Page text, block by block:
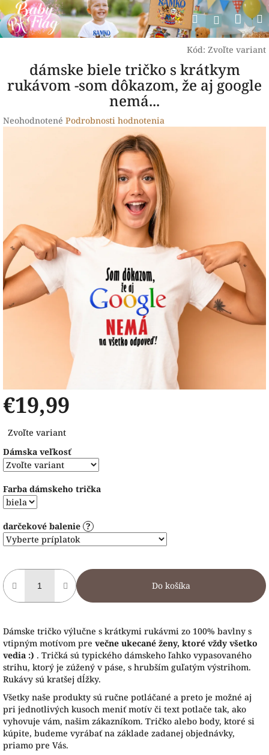
Prejsť
na
obsah
Hľadať
Kód: Zvoľte variant
dámske biele tričko s krátkym
rukávom -som dôkazom, že aj google
nemá...
Priemerné
Neohodnotené Podrobnosti hodnotenia
€19,99
cena:
Zvoľte variant
Dámska veľkosť
Farba dámskeho trička
darčekové balenie ?
Do košíka
Dámske tričko výlučne s krátkymi rukávmi zo 100% bavlny s
vtipným motívom pre večne ukecané ženy, ktoré vždy všetko
vedia :) . Tričká sú typického dámskeho ľahko vypasovaného
strihu, ktorý je zúžený v páse, s hrubším guľatým výstrihom.
Rukávy sú kratšej dĺžky.
Všetky naše produkty sú ručne potláčané a preto je možné aj
pri jednotlivých kusoch meniť motív či text potlače tak, ako
vyhovuje vám, našim zákazníkom. Tričko alebo body, ktoré si
kúpite, budeme vyrábať na základe zadanej objednávky,
priamo pre Vás.